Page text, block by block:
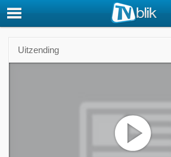
Uitzending